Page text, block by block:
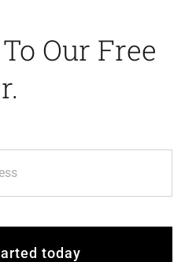
Our Free
today